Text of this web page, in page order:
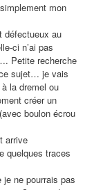
mon
défectueux au
ci n’ai pas
Petite recherche
sujet… je vais
la dremel ou
créer un
boulon écrou
arrive
quelques traces
ne pourrais pas